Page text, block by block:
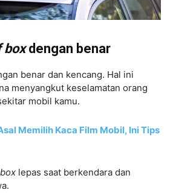
boxdengan benar
benar dan kencang. Hal ini
menyangkut keselamatan orang
mobil kamu.
Memilih Kaca Film Mobil, Ini Tips
lepas saat berkendara dan